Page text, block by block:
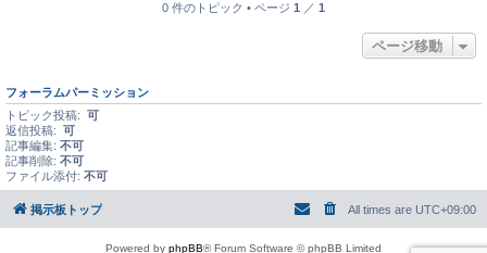
0 件のトピック • ページ 1 ／ 1
ページ移動
フォーラムパーミッション
トピック投稿: 可
返信投稿: 可
記事編集: 不可
記事削除: 不可
ファイル添付: 不可
掲示板トップ All times are UTC+09:00
Powered by phpBB® Forum Software © phpBB Limited